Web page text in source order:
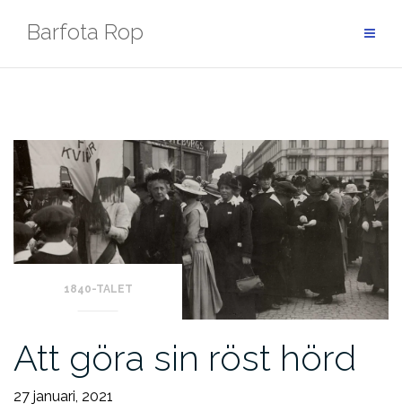
Barfota Rop
1840-TALET
Att göra sin röst hörd
27 januari, 2021